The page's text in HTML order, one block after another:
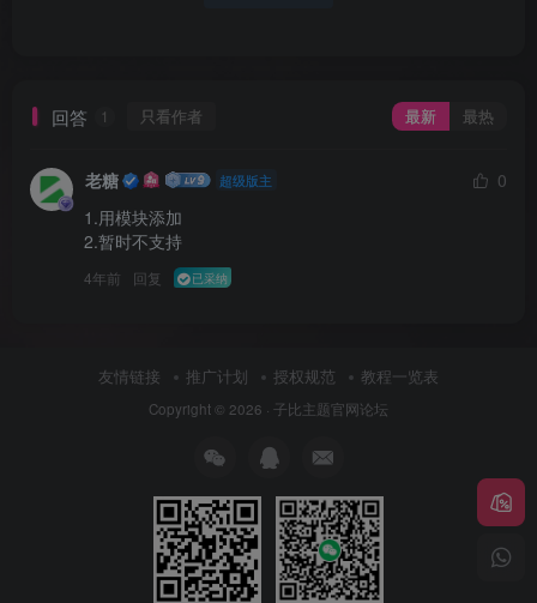
回答 1 只看作者 最新 最热
老糖 超级版主
0
1.用模块添加
2.暂时不支持
4年前 回复 已采纳
友情链接 推广计划 授权规范 教程一览表
Copyright © 2026 · 子比主题官网论坛